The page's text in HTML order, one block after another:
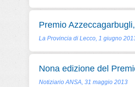
Premio
La Provincia di Lecco, 1 giugno
Nona edizione del
Notiziario ANSA, 31 maggio 2013